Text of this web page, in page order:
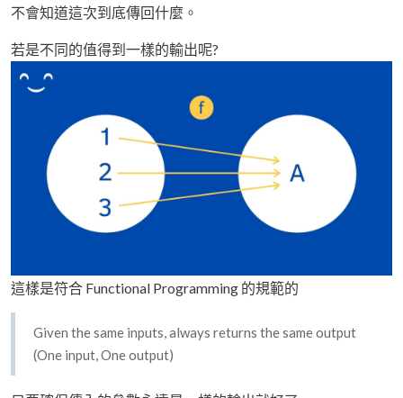
不會知道這次到底傳回什麼。
若是不同的值得到一樣的輸出呢?
這樣是符合 Functional Programming 的規範的
Given the same inputs, always returns the same output
(One input, One output)